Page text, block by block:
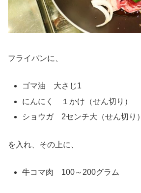
フライパンに、
ゴマ油 大さじ1
にんにく １かけ（せん切り）
ショウガ 2センチ大（せん切り）
を入れ、その上に、
牛コマ肉 100～200グラム